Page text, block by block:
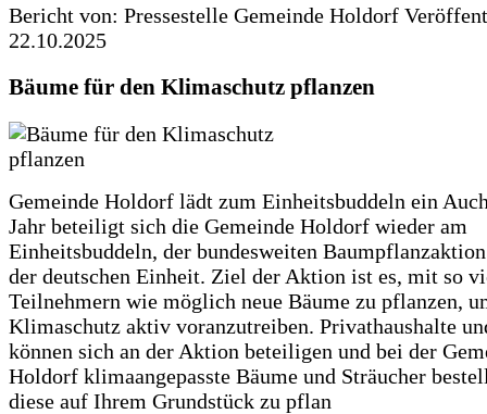
Bericht von: Pressestelle Gemeinde Holdorf
22.10.2025
Bäume für den Klimaschutz pflanzen
Gemeinde Holdorf lädt zum Einheitsbuddeln ein
Jahr beteiligt sich die Gemeinde Holdorf wieder am
Einheitsbuddeln, der bundesweiten
der deutschen Einheit. Ziel der Aktion ist es, mit so
Teilnehmern wie möglich neue Bäume zu pflanzen,
Klimaschutz aktiv voranzutreiben. Privathaushalte
können sich an der Aktion beteiligen und bei der
Holdorf klimaangepasste Bäume und Sträucher
diese auf Ihrem Grundstück zu pflan